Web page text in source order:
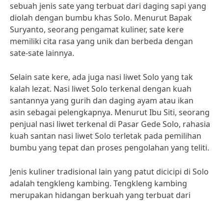
sebuah jenis sate yang terbuat dari daging sapi yang
diolah dengan bumbu khas Solo. Menurut Bapak
Suryanto, seorang pengamat kuliner, sate kere
memiliki cita rasa yang unik dan berbeda dengan
sate-sate lainnya.
Selain sate kere, ada juga nasi liwet Solo yang tak
kalah lezat. Nasi liwet Solo terkenal dengan kuah
santannya yang gurih dan daging ayam atau ikan
asin sebagai pelengkapnya. Menurut Ibu Siti, seorang
penjual nasi liwet terkenal di Pasar Gede Solo, rahasia
kuah santan nasi liwet Solo terletak pada pemilihan
bumbu yang tepat dan proses pengolahan yang teliti.
Jenis kuliner tradisional lain yang patut dicicipi di Solo
adalah tengkleng kambing. Tengkleng kambing
merupakan hidangan berkuah yang terbuat dari